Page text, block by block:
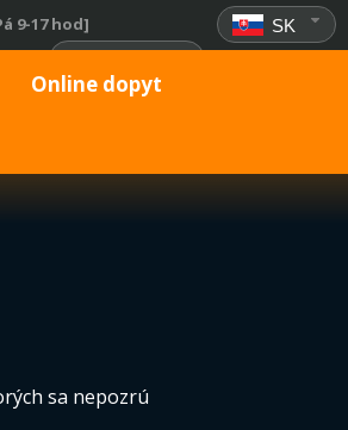
9-17 hod] SK
Online dopyt
sa nepozrú